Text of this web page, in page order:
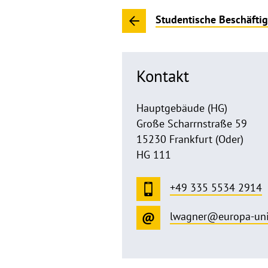
Studentische
Kontakt
Hauptgebäude (HG)
Große Scharrnstraße 59
15230 Frankfurt (Oder)
HG 111
+49 335 5534 2914
lwagner@europa-